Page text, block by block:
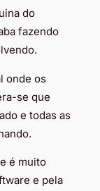
do
fazendo
onde os
se que
e todas as
é muito
e pela